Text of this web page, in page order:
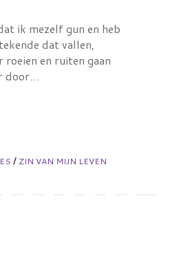
ik mezelf gun en heb
dat vallen,
en ruiten gaan
door…
/ ZIN VAN MIJN LEVEN